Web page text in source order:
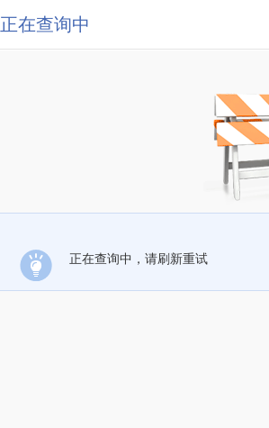
正在查询中
正在查询中，请刷新重试